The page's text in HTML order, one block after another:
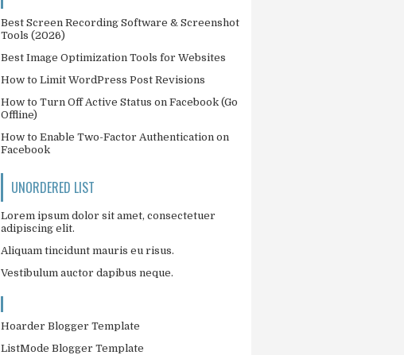
Best Screen Recording Software & Screenshot
Tools (2026)
Best Image Optimization Tools for Websites
How to Limit WordPress Post Revisions
How to Turn Off Active Status on Facebook (Go
Offline)
How to Enable Two-Factor Authentication on
Facebook
UNORDERED LIST
Lorem ipsum dolor sit amet, consectetuer
adipiscing elit.
Aliquam tincidunt mauris eu risus.
Vestibulum auctor dapibus neque.
Hoarder Blogger Template
ListMode Blogger Template